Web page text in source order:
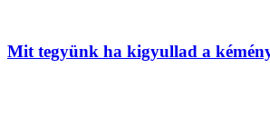
Mit tegyünk ha kigyullad a